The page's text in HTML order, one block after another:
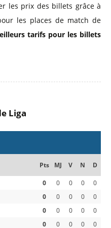
les prix des billets grâce à
les places de match de
tarifs pour les billets
Liga
Pts MJ V N D
0 0 0 0
0
0 0 0 0
0
0 0 0 0
0
0 0 0 0 0